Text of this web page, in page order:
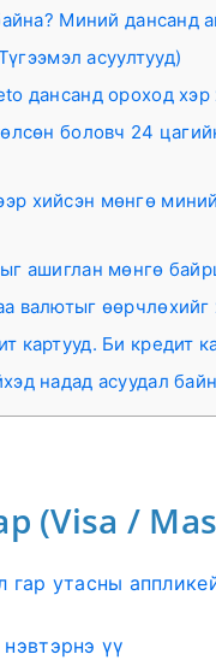
Миний дансанд
асуултууд)
дансанд ороход хэр
боловч 24
хийсэн мөнгө
ашиглан мөнгө
валютыг өөрчлөхийг
картууд. Би кредит
надад асуудал
(Visa /
гар утасны
нэвтэрнэ үү